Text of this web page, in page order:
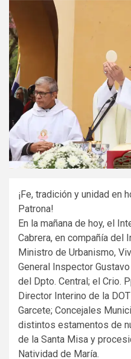
¡Fe, tradición y unidad en
Patrona!
En la mañana de hoy, el
Cabrera, en compañía del
Ministro de Urbanismo,
General Inspector
del Dpto. Central; el Crio.
Director Interino de la
Garcete; Concejales
distintos estamentos de
de la Santa Misa y
Natividad de María.